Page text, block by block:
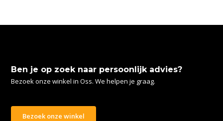
Ben je op zoek naar persoonlijk advies?
Bezoek onze winkel in Oss. We helpen je graag.
Bezoek onze winkel